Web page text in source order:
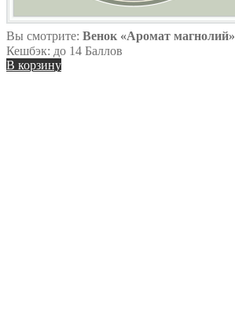
Вы смотрите: Венок «Аромат магнолий»
Кешбэк: до 14 Баллов
В корзину